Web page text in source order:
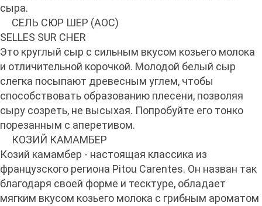
сыра.
СЕЛЬ СЮР ШЕР (AOC)
SELLES SUR CHER
Это круглый сыр с сильным вкусом козьего молока
и отличительной корочкой. Молодой белый сыр
слегка посыпают древесным углем, чтобы
способствовать образованию плесени, позволяя
сыру созреть, не высыхая. Попробуйте его тонко
порезанным с аперетивом.
КОЗИЙ КАМАМБЕР
Козий камамбер - настоящая классика из
французского региона Pitou Carentes. Он назван так
благодаря своей форме и тесктуре, обладает
мягким вкусом козьего молока с грибным ароматом